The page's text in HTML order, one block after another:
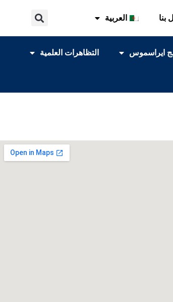
بنا العربية
ايراسموس التظاهرات العلمية